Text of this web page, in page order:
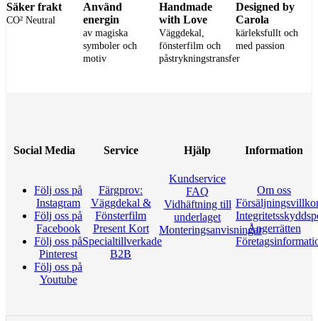
Säker frakt
CO² Neutral
Använd
energin
av magiska
symboler och
motiv
Handmade
with Love
Väggdekal,
fönsterfilm och
påstrykningstransfer
Designed by
Carola
kärleksfullt och
med passion
Social Media
Följ oss på
Instagram
Följ oss på
Facebook
Följ oss på
Pinterest
Följ oss på
Youtube
Service
Färgprov:
Väggdekal &
Fönsterfilm
Present Kort
Specialtillverkade
B2B
Hjälp
Kundservice
FAQ
Vidhäftning till
underlaget
Monteringsanvisningar
Information
Om oss
Ångerrätten